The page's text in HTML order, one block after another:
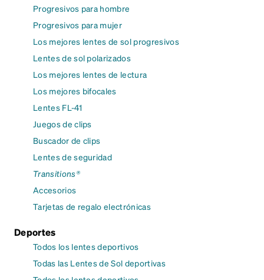
Progresivos para hombre
Progresivos para mujer
Los mejores lentes de sol progresivos
Lentes de sol polarizados
Los mejores lentes de lectura
Los mejores bifocales
Lentes FL-41
Juegos de clips
Buscador de clips
Lentes de seguridad
Transitions®
Accesorios
Tarjetas de regalo electrónicas
Deportes
Todos los lentes deportivos
Todas las Lentes de Sol deportivas